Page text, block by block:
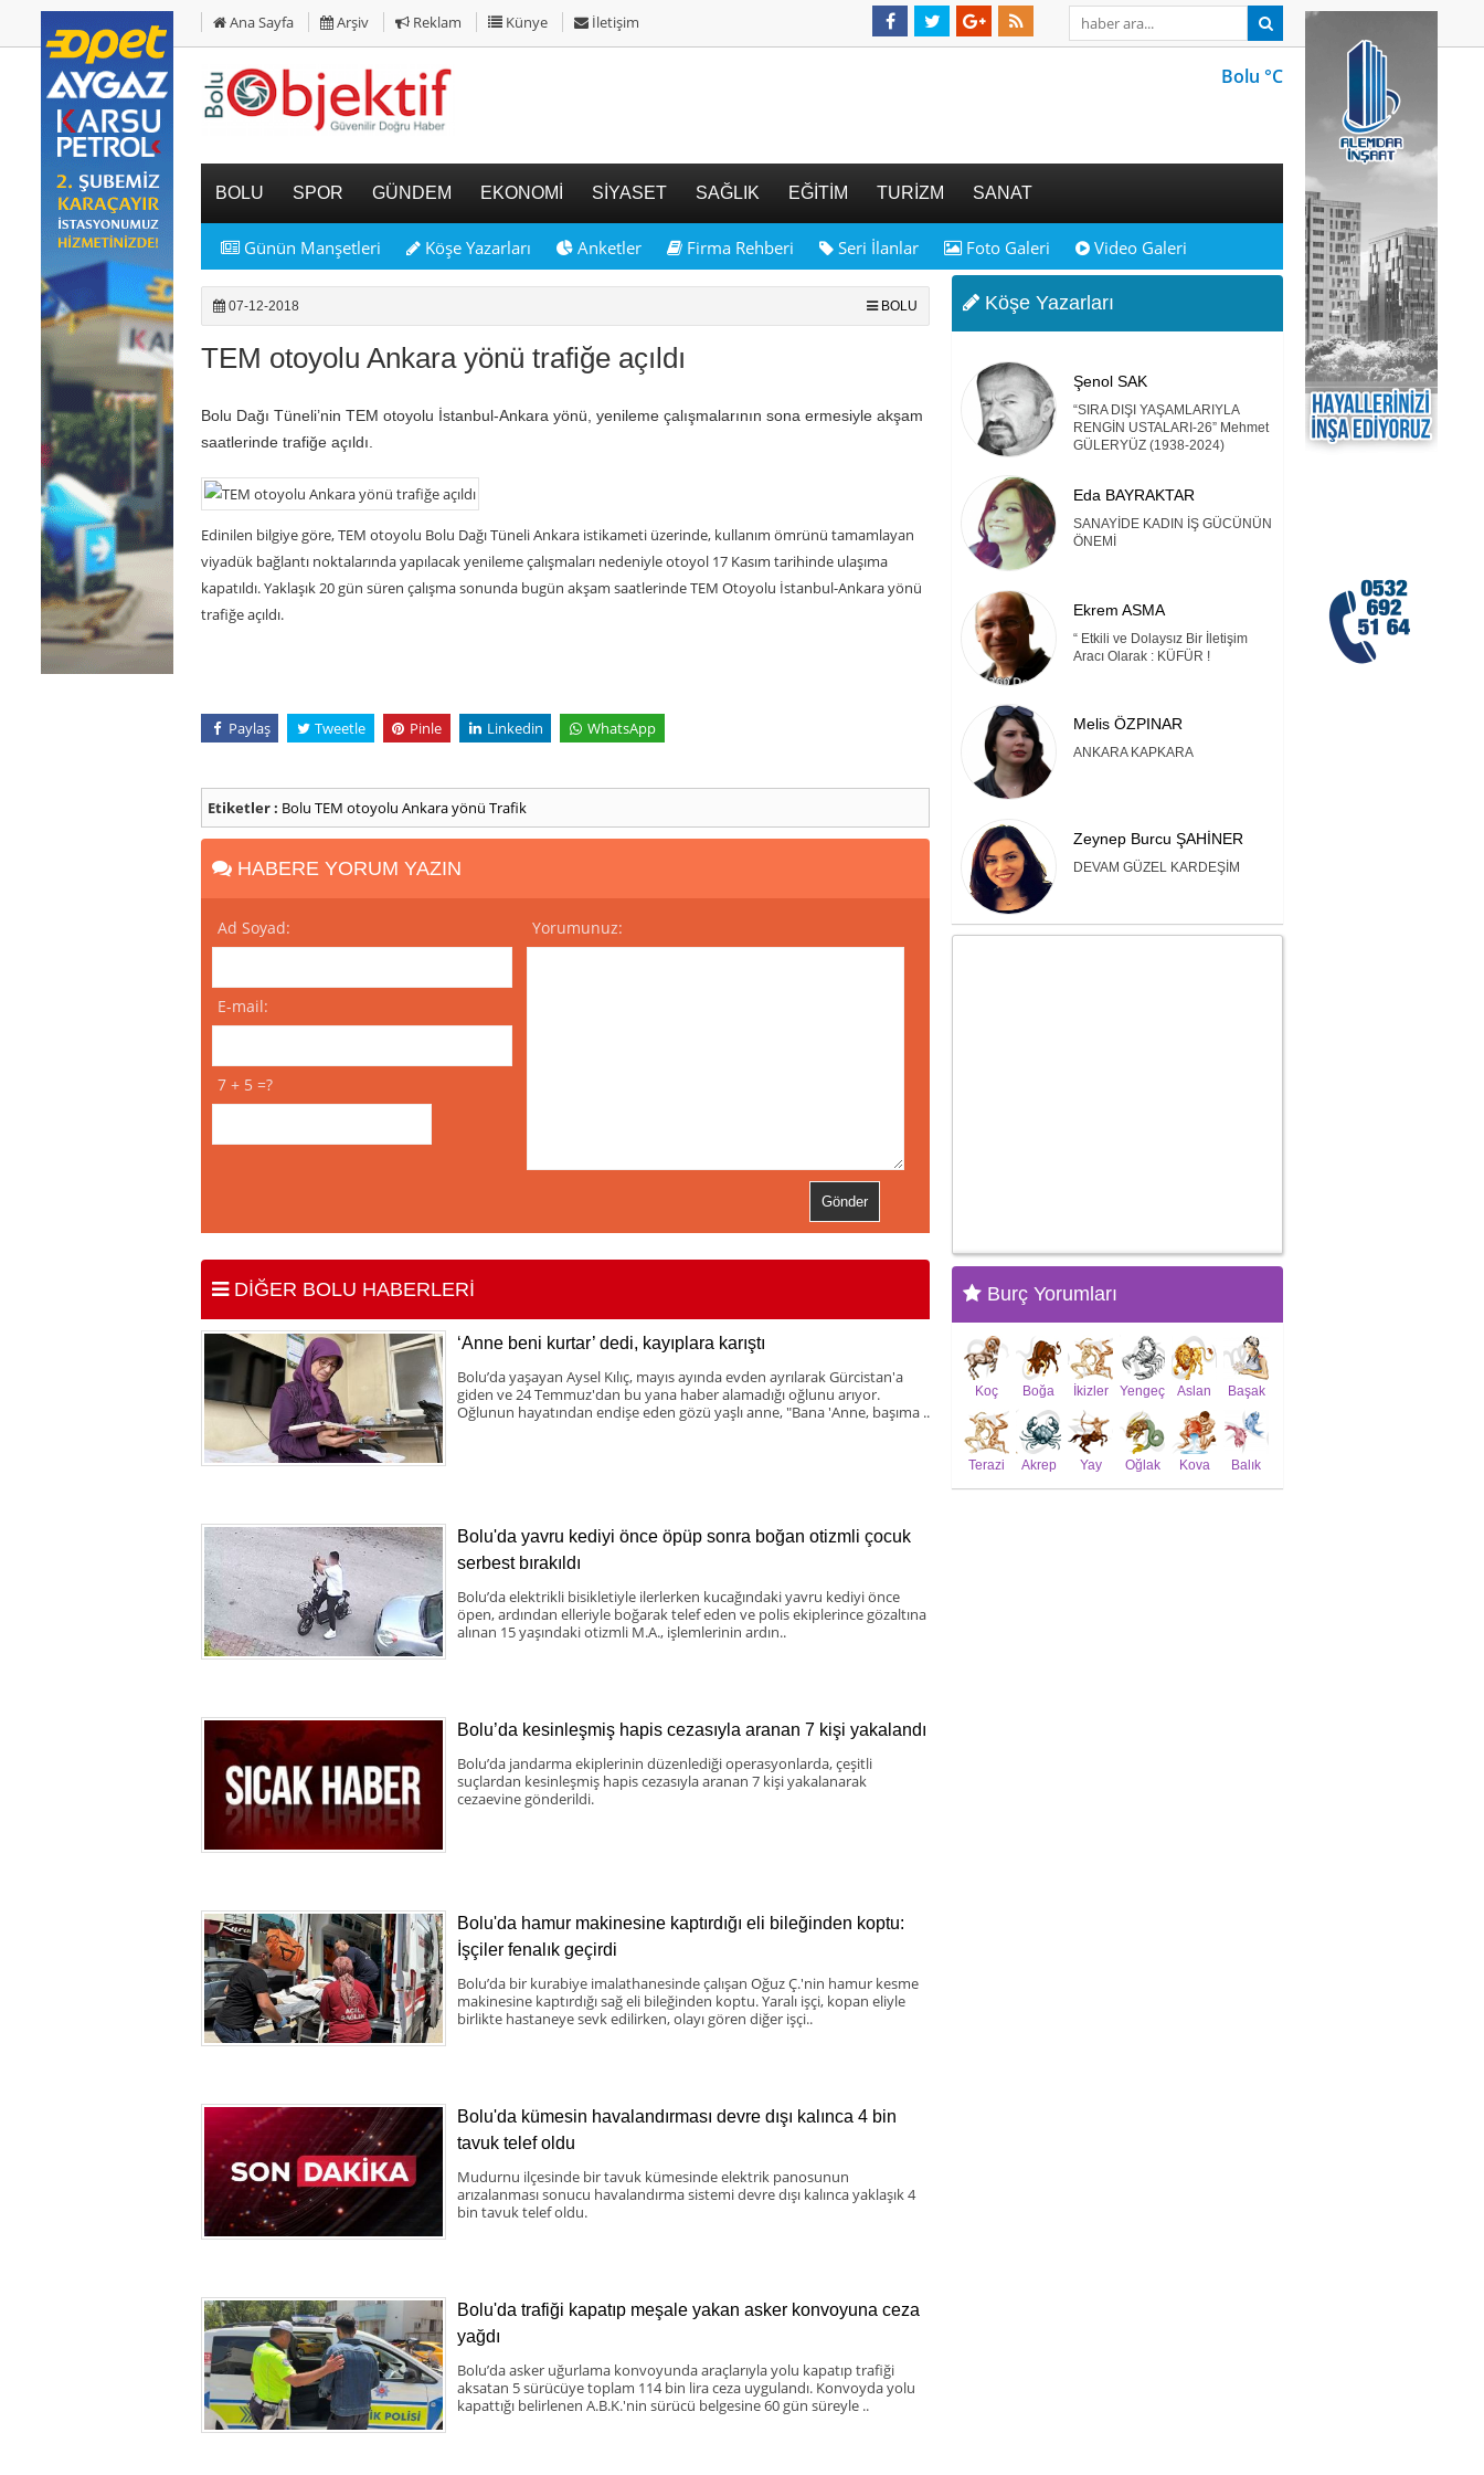
Ana Sayfa Arşiv Reklam Künye İletişim
Bolu °C
BOLU SPOR GÜNDEM EKONOMİ SİYASET SAĞLIK EĞİTİM TURİZM SANAT
Günün Manşetleri Köşe Yazarları Anketler Firma Rehberi Seri İlanlar Foto Galeri Video Galeri
07-12-2018 BOLU
TEM otoyolu Ankara yönü trafiğe açıldı
Bolu Dağı Tüneli’nin TEM otoyolu İstanbul-Ankara yönü, yenileme çalışmalarının sona ermesiyle akşam
saatlerinde trafiğe açıldı.
Edinilen bilgiye göre, TEM otoyolu Bolu Dağı Tüneli Ankara istikameti üzerinde, kullanım ömrünü tamamlayan
viyadük bağlantı noktalarında yapılacak yenileme çalışmaları nedeniyle otoyol 17 Kasım tarihinde ulaşıma
kapatıldı. Yaklaşık 20 gün süren çalışma sonunda bugün akşam saatlerinde TEM Otoyolu İstanbul-Ankara yönü
trafiğe açıldı.
Paylaş Tweetle Pinle Linkedin WhatsApp
Etiketler : Bolu TEM otoyolu Ankara yönü Trafik
HABERE YORUM YAZIN
Ad Soyad:
E-mail:
7 + 5 =?
Yorumunuz:
DİĞER BOLU HABERLERİ
‘Anne beni kurtar’ dedi, kayıplara karıştı
Bolu’da yaşayan Aysel Kılıç, mayıs ayında evden ayrılarak Gürcistan'a
giden ve 24 Temmuz'dan bu yana haber alamadığı oğlunu arıyor.
Oğlunun hayatından endişe eden gözü yaşlı anne, "Bana 'Anne, başıma ..
Bolu'da yavru kediyi önce öpüp sonra boğan otizmli çocuk
serbest bırakıldı
Bolu’da elektrikli bisikletiyle ilerlerken kucağındaki yavru kediyi önce
öpen, ardından elleriyle boğarak telef eden ve polis ekiplerince gözaltına
alınan 15 yaşındaki otizmli M.A., işlemlerinin ardın..
Bolu’da kesinleşmiş hapis cezasıyla aranan 7 kişi yakalandı
Bolu’da jandarma ekiplerinin düzenlediği operasyonlarda, çeşitli
suçlardan kesinleşmiş hapis cezasıyla aranan 7 kişi yakalanarak
cezaevine gönderildi.
Bolu'da hamur makinesine kaptırdığı eli bileğinden koptu:
İşçiler fenalık geçirdi
Bolu’da bir kurabiye imalathanesinde çalışan Oğuz Ç.'nin hamur kesme
makinesine kaptırdığı sağ eli bileğinden koptu. Yaralı işçi, kopan eliyle
birlikte hastaneye sevk edilirken, olayı gören diğer işçi..
Bolu'da kümesin havalandırması devre dışı kalınca 4 bin
tavuk telef oldu
Mudurnu ilçesinde bir tavuk kümesinde elektrik panosunun
arızalanması sonucu havalandırma sistemi devre dışı kalınca yaklaşık 4
bin tavuk telef oldu.
Bolu'da trafiği kapatıp meşale yakan asker konvoyuna ceza
yağdı
Bolu’da asker uğurlama konvoyunda araçlarıyla yolu kapatıp trafiği
aksatan 5 sürücüye toplam 114 bin lira ceza uygulandı. Konvoyda yolu
kapattığı belirlenen A.B.K.'nin sürücü belgesine 60 gün süreyle ..
Köşe Yazarları
Şenol SAK
“SIRA DIŞI YAŞAMLARIYLA
RENGİN USTALARI-26” Mehmet
GÜLERYÜZ (1938-2024)
Eda BAYRAKTAR
SANAYİDE KADIN İŞ GÜCÜNÜN
ÖNEMİ
Ekrem ASMA
“ Etkili ve Dolaysız Bir İletişim
Aracı Olarak : KÜFÜR !
Melis ÖZPINAR
ANKARA KAPKARA
Zeynep Burcu ŞAHİNER
DEVAM GÜZEL KARDEŞİM
Burç Yorumları
Koç Boğa İkizler Yengeç Aslan Başak
Terazi Akrep Yay Oğlak Kova Balık